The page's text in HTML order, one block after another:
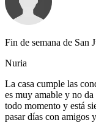
Fin de semana de San
Nuria
La casa cumple las
es muy amable y no
todo momento y está
pasar días con amigos